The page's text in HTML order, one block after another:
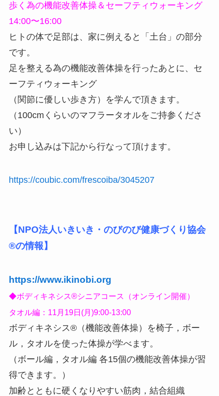
歩く為の機能改善体操＆セーフティウォーキング
14:00〜16:00
ヒトの体で足部は、家に例えると「土台」の部分
です。
足を整える為の機能改善体操を行ったあとに、セ
ーフティウォーキング
（関節に優しい歩き方）を学んで頂きます。
（100cmくらいのマフラータオルをご持参くださ
い）
お申し込みは下記から行なって頂けます。
https://coubic.com/frescoiba/3045207
【NPO法人いきいき・のびのび健康づくり協会
®️の情報】
https://www.ikinobi.org
◆ボディキネシス®️シニアコース（オンライン開催）
タオル編：11月19日(月)9:00-13:00
ボディキネシス®️（機能改善体操）を椅子，ボー
ル，タオルを使った体操が学べます。
（ボール編，タオル編 各15個の機能改善体操が習
得できます。）
加齢とともに硬くなりやすい筋肉，結合組織